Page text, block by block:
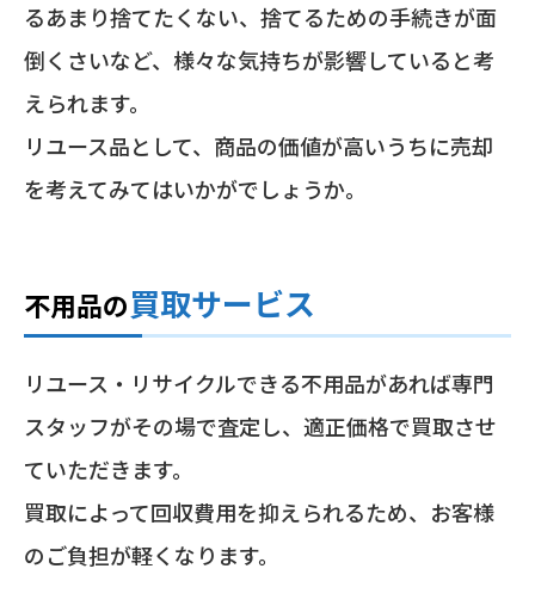
るあまり捨てたくない、捨てるための手続きが面
倒くさいなど、様々な気持ちが影響していると考
えられます。
リユース品として、商品の価値が高いうちに売却
を考えてみてはいかがでしょうか。
不用品の買取サービス
リユース・リサイクルできる不用品があれば専門
スタッフがその場で査定し、適正価格で買取させ
ていただきます。
買取によって回収費用を抑えられるため、お客様
のご負担が軽くなります。